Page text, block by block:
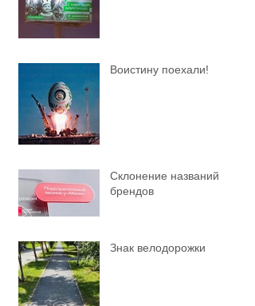
Воистину поехали!
Склонение названий
брендов
Знак велодорожки